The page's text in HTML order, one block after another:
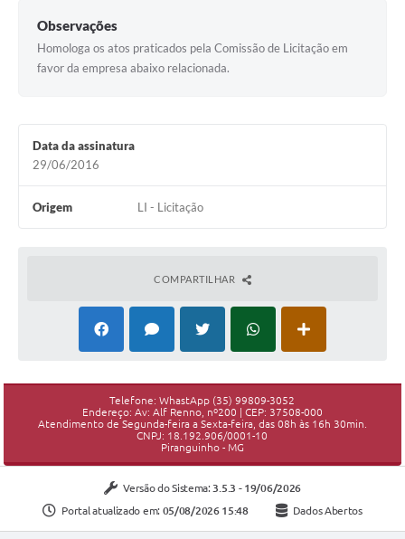
Observações
Homologa os atos praticados pela Comissão de Licitação em
favor da empresa abaixo relacionada.
Data da assinatura
29/06/2016
Origem LI - Licitação
COMPARTILHAR
Telefone: WhastApp (35) 99809-3052
Endereço: Av: Alf Renno, nº200 | CEP: 37508-000
Atendimento de Segunda-feira a Sexta-feira, das 08h às 16h 30min.
CNPJ: 18.192.906/0001-10
Piranguinho - MG
Versão do Sistema: 3.5.3 - 19/06/2026
Portal atualizado em: 05/08/2026 15:48 Dados Abertos